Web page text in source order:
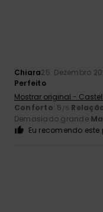
Chiara25. Dezembro
Perfeito
Mostrar original -
Conforto: 5 /5
Demasiado grande
Eu recomendo